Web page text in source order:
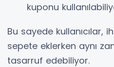
kuponu
Bu sayede kullanıcılar,
sepete eklerken aynı
tasarruf edebiliyor.